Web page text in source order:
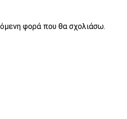
φορά που θα σχολιάσω.